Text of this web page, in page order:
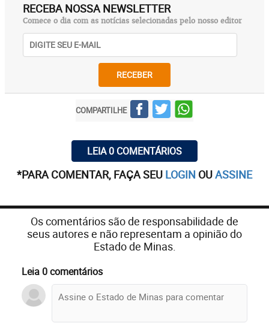
RECEBA NOSSA NEWSLETTER
Comece o dia com as notícias selecionadas pelo nosso editor
RECEBER
COMPARTILHE
LEIA 0 COMENTÁRIOS
*PARA COMENTAR, FAÇA SEU LOGIN OUASSINE
Os comentários são de responsabilidade de
seus autores e não representam a opinião do
Estado de Minas.
Leia 0 comentários